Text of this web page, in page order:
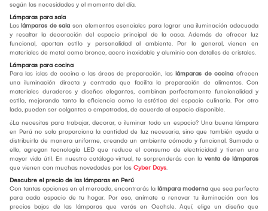
según las necesidades y el momento del día.
Lámparas para sala
Las lámparas de sala son elementos esenciales para lograr una iluminación adecuada
y resaltar la decoración del espacio principal de la casa. Además de ofrecer luz
funcional, aportan estilo y personalidad al ambiente. Por lo general, vienen en
materiales de metal como bronce, acero inoxidable y aluminio con detalles de cristales.
Lámparas para cocina
Para las islas de cocina o las áreas de preparación, las lámparas de cocina ofrecen
una iluminación directa y centrada que facilita la preparación de alimentos. Con
materiales duraderos y diseños elegantes, combinan perfectamente funcionalidad y
estilo, mejorando tanto la eficiencia como la estética del espacio culinario. Por otro
lado, pueden ser colgantes o empotrados, de acuerdo al espacio disponible.
¿La necesitas para trabajar, decorar, o iluminar todo un espacio? Una buena lámpara
en Perú no solo proporciona la cantidad de luz necesaria, sino que también ayuda a
distribuirla de manera uniforme, creando un ambiente cómodo y funcional. Sumado a
ello, agregan tecnología LED que reduce el consumo de electricidad y tienen una
mayor vida útil. En nuestro catálogo virtual, te sorprenderás con la venta de lámparas
que vienen con muchas novedades por los Cyber Days.
Descubre el precio de las lámparas en Perú
Con tantas opciones en el mercado, encontrarás la lámpara moderna que sea perfecta
para cada espacio de tu hogar. Por eso, anímate a renovar tu iluminación con los
precios bajos de las lámparas que verás en Oechsle. Aquí, elige un diseño que